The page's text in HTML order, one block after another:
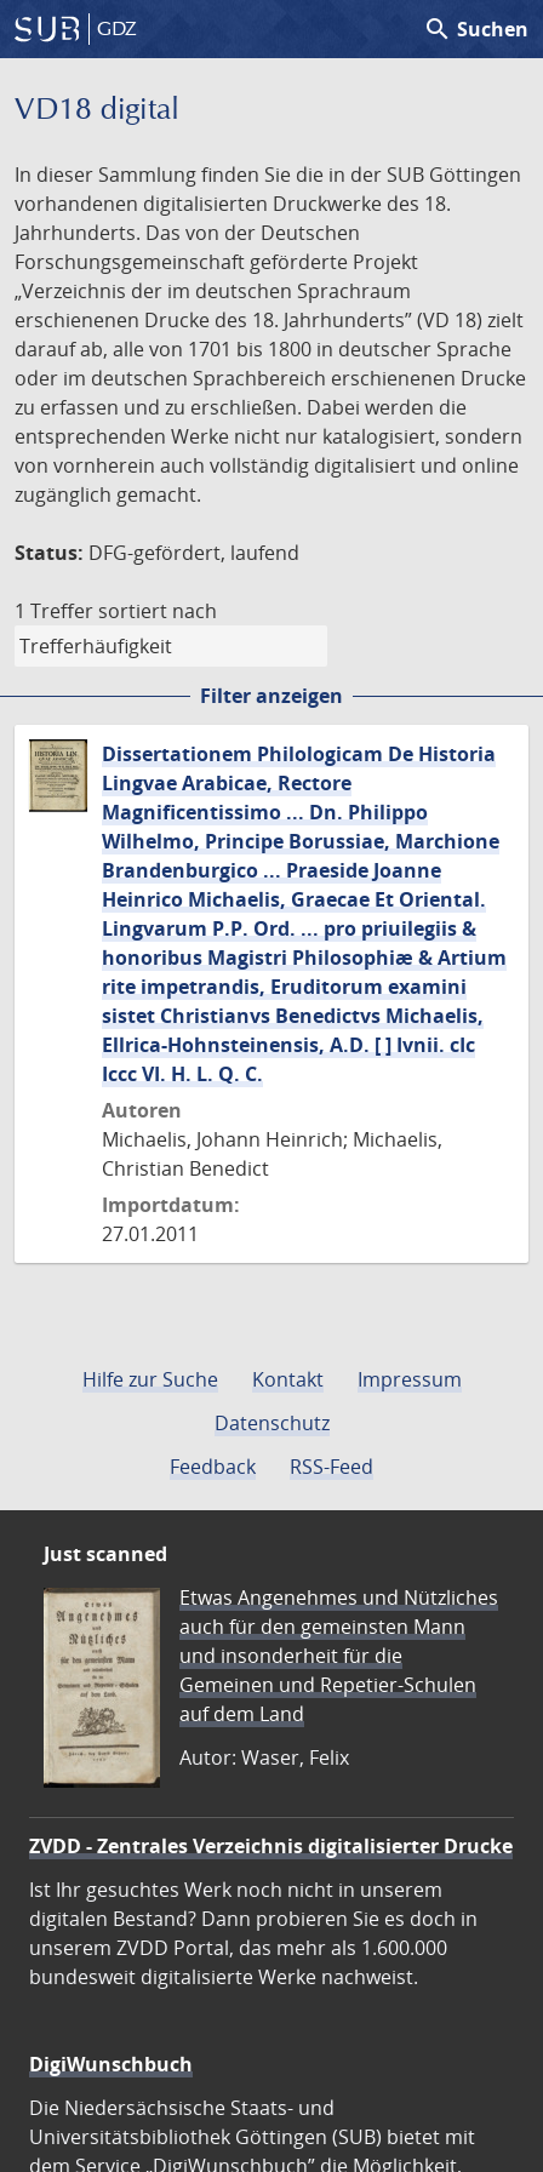
GDZ search Suchen
VD18 digital
In dieser Sammlung finden Sie die in der SUB Göttingen
vorhandenen digitalisierten Druckwerke des 18.
Jahrhunderts. Das von der Deutschen
Forschungsgemeinschaft geförderte Projekt
„Verzeichnis der im deutschen Sprachraum
erschienenen Drucke des 18. Jahrhunderts” (VD 18) zielt
darauf ab, alle von 1701 bis 1800 in deutscher Sprache
oder im deutschen Sprachbereich erschienenen Drucke
zu erfassen und zu erschließen. Dabei werden die
entsprechenden Werke nicht nur katalogisiert, sondern
von vornherein auch vollständig digitalisiert und online
zugänglich gemacht.
Status: DFG-gefördert, laufend
1 Treffer sortiert nach
Filter anzeigen
Dissertationem Philologicam De Historia
Lingvae Arabicae, Rectore
Magnificentissimo ... Dn. Philippo
Wilhelmo, Principe Borussiae, Marchione
Brandenburgico ... Praeside Joanne
Heinrico Michaelis, Graecae Et Oriental.
Lingvarum P.P. Ord. ... pro priuilegiis &
honoribus Magistri Philosophiæ & Artium
rite impetrandis, Eruditorum examini
sistet Christianvs Benedictvs Michaelis,
Ellrica-Hohnsteinensis, A.D. [ ] Ivnii. cIc
Iccc VI. H. L. Q. C.
Autoren
Michaelis, Johann Heinrich; Michaelis,
Christian Benedict
Importdatum:
27.01.2011
Hilfe zur Suche Kontakt
Impressum
Datenschutz
Feedback
RSS-Feed
Just scanned
Etwas Angenehmes und Nützliches
auch für den gemeinsten Mann
und insonderheit für die
Gemeinen und Repetier-Schulen
auf dem Land
Autor: Waser, Felix
ZVDD - Zentrales Verzeichnis digitalisierter Drucke
Ist Ihr gesuchtes Werk noch nicht in unserem
digitalen Bestand? Dann probieren Sie es doch in
unserem ZVDD Portal, das mehr als 1.600.000
bundesweit digitalisierte Werke nachweist.
DigiWunschbuch
Die Niedersächsische Staats- und
Universitätsbibliothek Göttingen (SUB) bietet mit
dem Service „DigiWunschbuch” die Möglichkeit,